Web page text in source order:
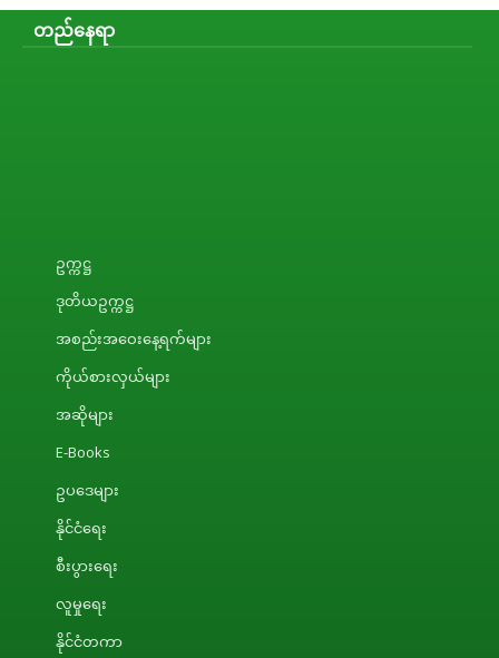
တည်နေရာ
ဥက္ကဋ္ဌ
ဒုတိယဥက္ကဋ္ဌ
အစည်းအဝေးနေ့ရက်များ
ကိုယ်စားလှယ်များ
အဆိုများ
E-Books
ဥပဒေများ
နိုင်ငံရေး
စီးပွားရေး
လူမှုရေး
နိုင်ငံတကာ